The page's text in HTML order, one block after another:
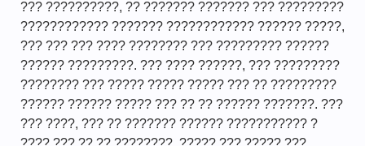
??? ??????????, ?? ??????? ??????? ??? ?????????
???????????? ??????? ???????????? ?????? ?????,
??? ??? ??? ???? ???????? ??? ????????? ??????
?????? ?????????. ??? ???? ??????, ??? ?????????
???????? ??? ????? ????? ????? ??? ?? ?????????
?????? ?????? ????? ??? ?? ?? ?????? ???????. ???
??? ????, ??? ?? ??????? ?????? ??????????? ?
???? ??? ?? ?? ????????, ????? ??? ????? ???